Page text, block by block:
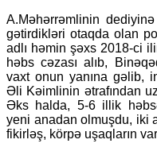
A.Məhərrəmlinin
gətirdikləri otaqda olan
adlı həmin şəxs 2018-ci
həbs cəzası alıb,
vaxt onun yanına gəlib,
Əli Kəimlinin ətrafından
Əks halda, 5-6 illik
yeni anadan olmuşdu, iki
fikirləş, körpə uşaqların